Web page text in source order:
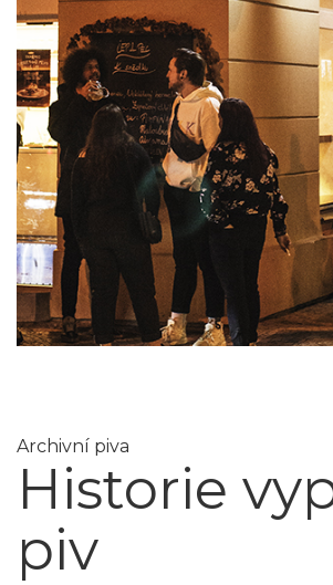
Archivní piva
Historie
piv